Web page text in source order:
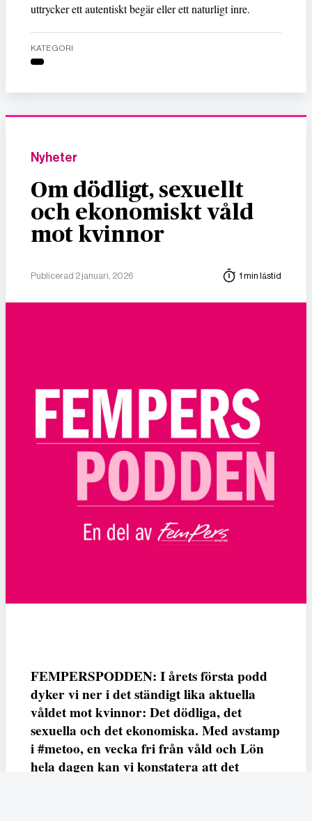
uttrycker ett autentiskt begär eller ett naturligt inre.
KATEGORI
Nyheter
Om dödligt, sexuellt
och ekonomiskt våld
mot kvinnor
Publicerad 2 januari, 2026 1 min lästid
FEMPERSPODDEN: I årets första podd
dyker vi ner i det ständigt lika aktuella
våldet mot kvinnor: Det dödliga, det
sexuella och det ekonomiska. Med avstamp
i #metoo, en vecka fri från våld och Lön
hela dagen kan vi konstatera att det